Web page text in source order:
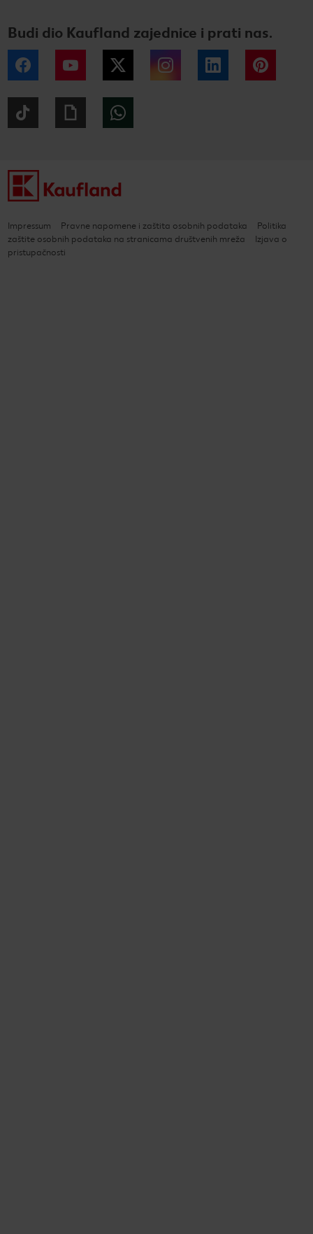
Budi dio Kaufland zajednice i prati nas.
Facebook YouTube Twitter Instagram LinkedIn
Giphy
Impressum Pravne napomene i zaštita osobnih podataka
Politika
zaštite osobnih podataka na stranicama društvenih mreža
Izjava o
pristupačnosti